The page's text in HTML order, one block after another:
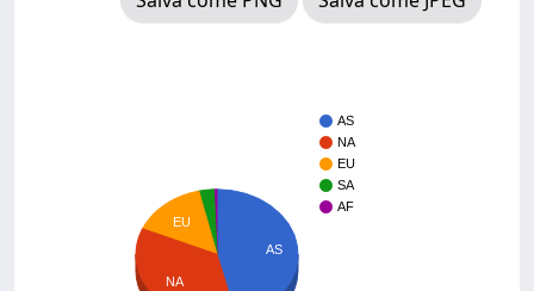
AS
NA
EU
SA
AF
AS
EU
NA